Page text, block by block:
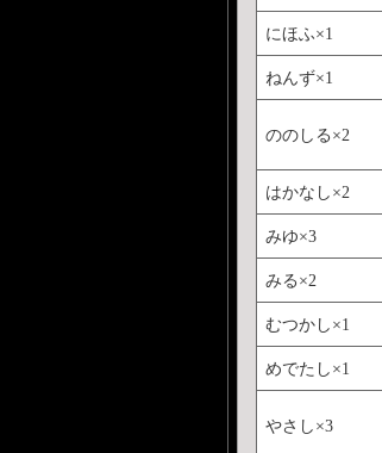
にほふ×1
ねんず×1
ののしる×2
はかなし×2
みゆ×3
みる×2
むつかし×1
めでたし×1
やさし×3